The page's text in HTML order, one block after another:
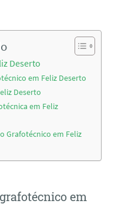
Deserto
em Feliz Deserto
Deserto
em Feliz
Grafotécnico em Feliz
em